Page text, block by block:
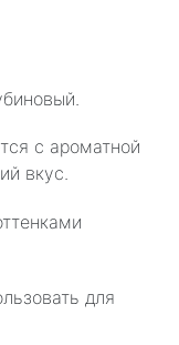
с ароматной
вкус.
для